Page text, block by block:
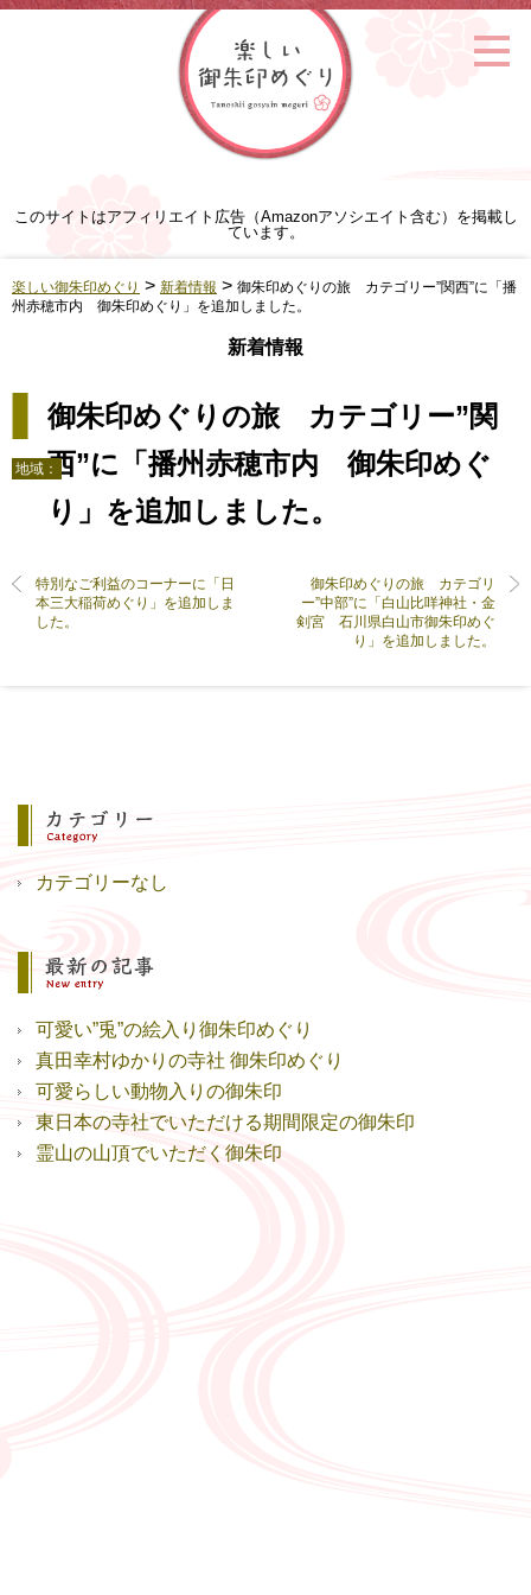
このサイトはアフィリエイト広告（Amazonアソシエイト含む）を掲載し
ています。
楽しい御朱印めぐり > 新着情報 > 御朱印めぐりの旅 カテゴリー”関西”に「播
州赤穂市内 御朱印めぐり」を追加しました。
新着情報
御朱印めぐりの旅 カテゴリー”関
西”に「播州赤穂市内 御朱印めぐ
り」を追加しました。
地域：
特別なご利益のコーナーに「日
本三大稲荷めぐり」を追加しま
した。
御朱印めぐりの旅 カテゴリ
ー”中部”に「白山比咩神社・金
剣宮 石川県白山市御朱印めぐ
り」を追加しました。
カテゴリーなし
可愛い”兎”の絵入り御朱印めぐり
真田幸村ゆかりの寺社 御朱印めぐり
可愛らしい動物入りの御朱印
東日本の寺社でいただける期間限定の御朱印
霊山の山頂でいただく御朱印